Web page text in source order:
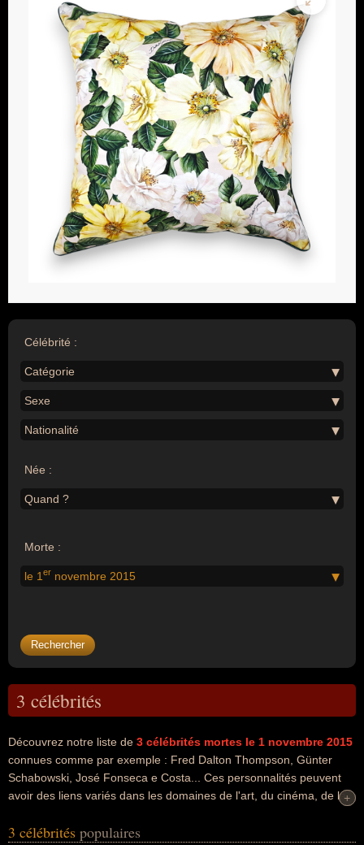
Célébrité :
Catégorie
Sexe
Nationalité
Née :
Quand ?
Morte :
le 1 er novembre 2015
3 célébrités
Découvrez notre liste de 3 célébrités mortes le 1 novembre 2015
connues comme par exemple : Fred Dalton Thompson, Günter
Schabowski, José Fonseca e Costa... Ces personnalités peuvent
avoir des liens variés dans les domaines de l'art, du cinéma, de la
politique de gauche. Ces célébrités peuvent également avoir été
+
+
3 célébrités populaires